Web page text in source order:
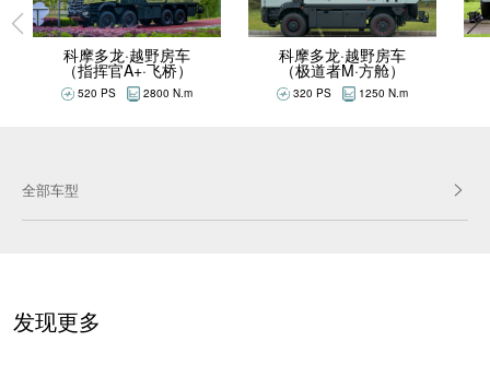
科摩多龙·越野房车
（指挥官A+·飞桥）
520 PS 2800 N.m
科摩多龙·越野房车
（极道者M·方舱）
320 PS 1250 N.m
全部车型
发现更多